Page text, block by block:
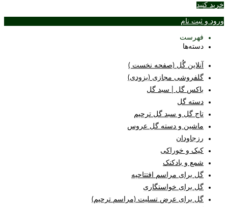
خرید کنید
ورود و ثبت نام
فهرست
دسته‌ها
آنلاین گُل (صفحه نخست )
گلفروشی مجازی (بزودی)
باکس گل | سبد گل
دسته گل
تاج گل و سبد گل ترحیم
ماشین و دسته گل عروس
رزجاودان
کیک و خوراکی
شمع و بادکنک
گل برای مراسم افتتاحیه
گل برای خواستگاری
گل برای عرض تسلیت (مراسم ترحیم)